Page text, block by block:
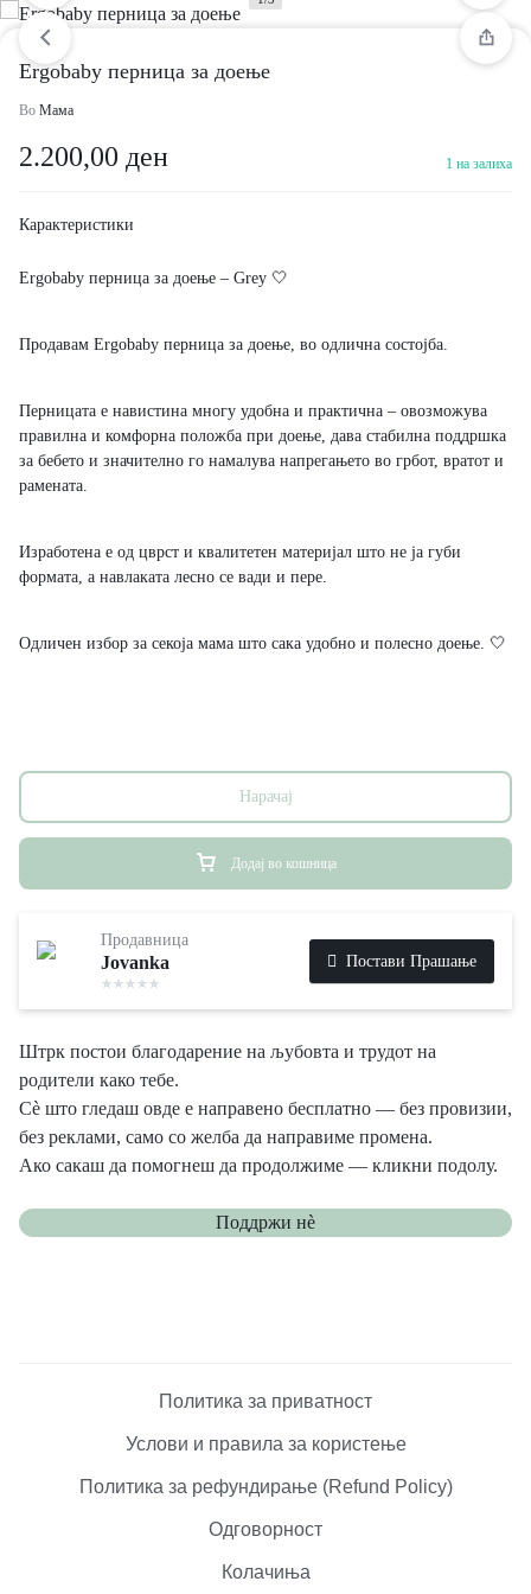
Ergobaby перница за доење
Во Мама
2.200,00 ден 1 на залиха
Карактеристики
Ergobaby перница за доење – Grey 🤍
Продавам Ergobaby перница за доење, во одлична состојба.
Перницата е навистина многу удобна и практична – овозможува
правилна и комфорна положба при доење, дава стабилна поддршка
за бебето и значително го намалува напрегањето во грбот, вратот и
рамената.
Изработена е од цврст и квалитетен материјал што не ја губи
формата, а навлаката лесно се вади и пере.
Одличен избор за секоја мама што сака удобно и полесно доење. 🤍
Додај во кошница
Нарачај
Продавница
Jovanka Постави Прашање
Штрк постои благодарение на љубовта и трудот на
родители како тебе.
Сè што гледаш овде е направено бесплатно — без провизии,
без реклами, само со желба да направиме промена.
Ако сакаш да помогнеш да продолжиме — кликни подолу.
Поддржи нѐ
Политика за приватност
Услови и правила за користење
Политика за рефундирање (Refund Policy)
Одговорност
Колачиња